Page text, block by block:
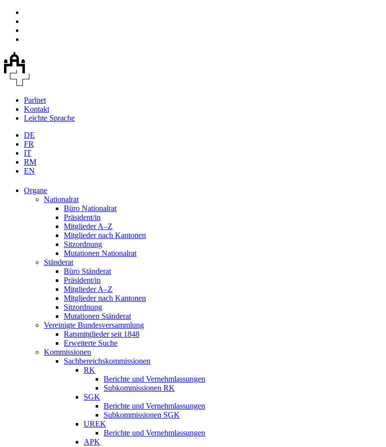
Parlnet
Kontakt
Leichte Sprache
DE
FR
IT
RM
EN
Organe
Nationalrat
Büro Nationalrat
Präsident/in
Mitglieder A–Z
Mitglieder nach Kantonen
Sitzordnung
Mutationen Nationalrat
Ständerat
Büro Ständerat
Präsident/in
Mitglieder A–Z
Mitglieder nach Kantonen
Sitzordnung
Mutationen Ständerat
Vereinigte Bundesversammlung
Ratsmitglieder seit 1848
Erweiterte Suche
Kommissionen
Sachbereichskommissionen
RK
Berichte und Vernehmlassungen
Subkommissionen RK
SGK
Berichte und Vernehmlassungen
Subkommissionen SGK
UREK
Berichte und Vernehmlassungen
APK